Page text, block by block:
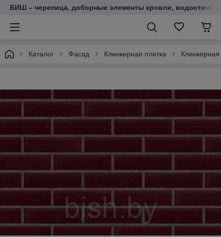
БИШ – черепица, доборные элементы кровли,
Каталог Фасад Клинкерная плитка